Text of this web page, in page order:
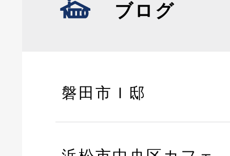
ブログ
磐田市Ｉ邸